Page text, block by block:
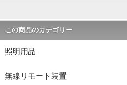
この商品のカテゴリー
照明用品
無線リモート装置